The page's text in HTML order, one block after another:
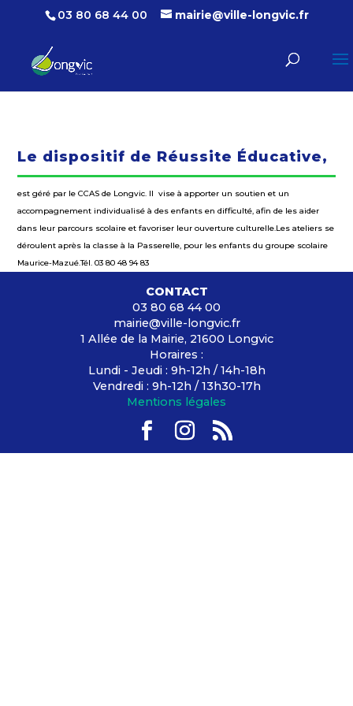
03 80 68 44 00 mairie@ville-longvic.fr
Le dispositif de Réussite Éducative,
est géré par le CCAS de Longvic. Il vise à apporter un soutien et un
accompagnement individualisé à des enfants en difficulté, afin de les aider
dans leur parcours scolaire et favoriser leur ouverture culturelle.Les ateliers se
déroulent après la classe à la Passerelle, pour les enfants du groupe scolaire
Maurice-Mazué.Tél. 03 80 48 94 83
CONTACT
03 80 68 44 00
mairie@ville-longvic.fr
1 Allée de la Mairie, 21600 Longvic
Horaires :
Lundi - Jeudi : 9h-12h / 14h-18h
Vendredi : 9h-12h / 13h30-17h
Mentions légales